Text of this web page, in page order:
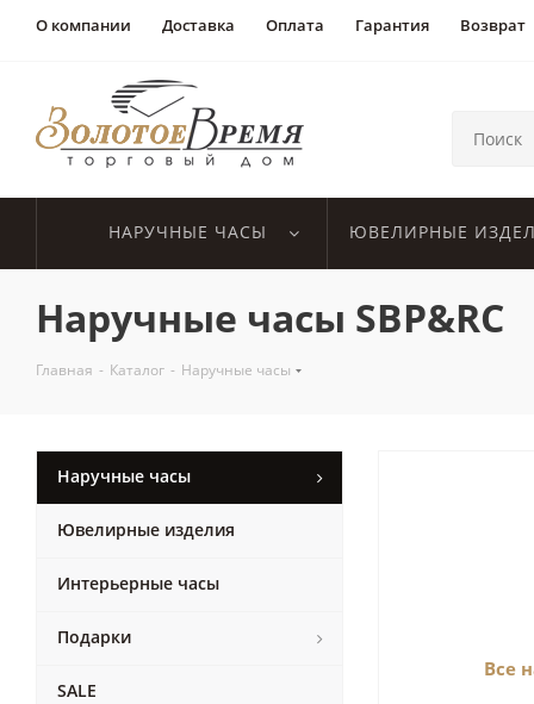
О компании Доставка Оплата Гарантия Возврат
НАРУЧНЫЕ ЧАСЫ ЮВЕЛИРНЫЕ
Наручные часы SBP&RC
Главная - Каталог - Наручные часы
Все
Наручные часы
Ювелирные изделия
Интерьерные часы
Подарки
SALE